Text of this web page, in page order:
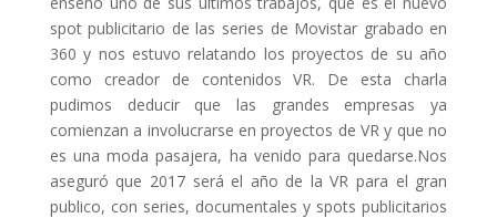
spot publicitario de las series de Movistar grabado en
360 y nos estuvo relatando los proyectos de su año
como creador de contenidos VR. De esta charla
pudimos deducir que las grandes empresas ya
comienzan a involucrarse en proyectos de VR y que no
es una moda pasajera, ha venido para quedarse.Nos
aseguró que 2017 será el año de la VR para el gran
publico, con series, documentales y spots publicitarios